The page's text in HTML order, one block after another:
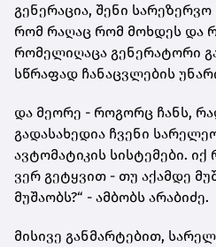
გენერაცია, შენი
რომ რაღაც რომ მოხდეს და
რომელიღაცა გენერატორი
სწრაფად ჩანაცვლების
და მეორე - როგორც ჩანს,
გადასახედია ჩვენი
ავტომატიკის სისტემები. იქ
ვერ გეტყვით - თუ აქამდე
მუშაობს?“ - ამბობს არაბიძე.
მისივე განმარტებით,